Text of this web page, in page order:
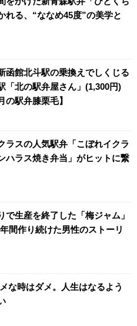
れる、“ななめ45度”の美学と
函館北斗駅の乗換えでしくじる
「北の駅弁屋さん」(1,300円)
の駅弁膝栗毛】
ラスの人気駅弁「こぼれイクラ
ハラス焼き弁当」がヒットに繋
で生産を終了した「梅ジャム」
間作り続けた男性のストーリ
な時はダメ。人生はなるよう